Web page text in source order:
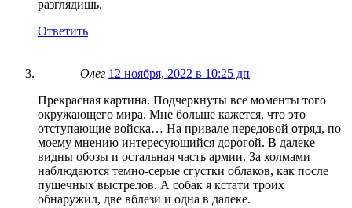
разглядишь.
Ответить
Олег 12 ноября, 2022 в 10:25 дп
Прекрасная картина. Подчеркнуты все моменты того
окружающего мира. Мне больше кажется, что это
отступающие войска… На привале передовой отряд, по
моему мнению интересующийся дорогой. В далеке
видны обозы и остальная часть армии. За холмами
наблюдаются темно-серые сгустки облаков, как после
пушечных выстрелов. А собак я кстати троих
обнаружил, две вблези и одна в далеке.